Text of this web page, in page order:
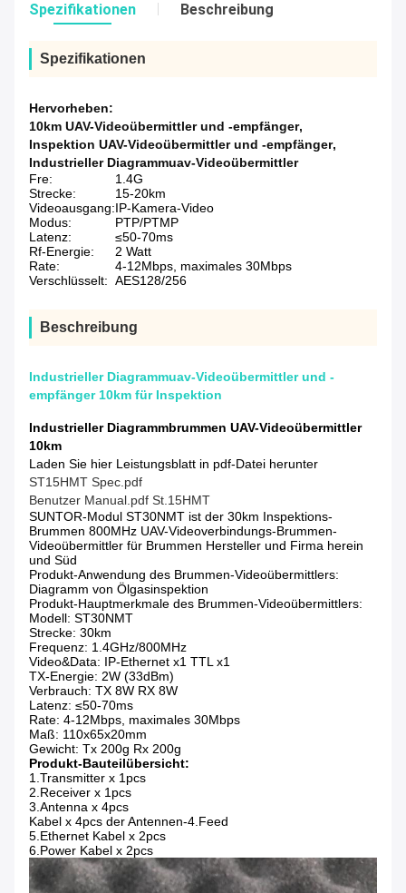
Spezifikationen Beschreibung
Spezifikationen
Hervorheben:
10km UAV-Videoübermittler und -empfänger,
Inspektion UAV-Videoübermittler und -empfänger,
Industrieller Diagrammuav-Videoübermittler
Fre:
1.4G
Strecke:
15-20km
Videoausgang:IP-Kamera-Video
Modus:
PTP/PTMP
Latenz:
≤50-70ms
Rf-Energie:
2 Watt
Rate:
4-12Mbps, maximales 30Mbps
Verschlüsselt: AES128/256
Beschreibung
Industrieller Diagrammuav-Videoübermittler und -
empfänger 10km für Inspektion
Industrieller Diagrammbrummen UAV-Videoübermittler
10km
Laden Sie hier Leistungsblatt in pdf-Datei herunter
ST15HMT Spec.pdf
Benutzer Manual.pdf St.15HMT
SUNTOR-Modul ST30NMT ist der 30km Inspektions-
Brummen 800MHz UAV-Videoverbindungs-Brummen-
Videoübermittler für Brummen Hersteller und Firma herein
und Süd
Produkt-Anwendung des Brummen-Videoübermittlers:
Diagramm von Ölgasinspektion
Produkt-Hauptmerkmale des Brummen-Videoübermittlers:
Modell: ST30NMT
Strecke: 30km
Frequenz: 1.4GHz/800MHz
Video&Data: IP-Ethernet x1 TTL x1
TX-Energie: 2W (33dBm)
Verbrauch: TX 8W RX 8W
Latenz: ≤50-70ms
Rate: 4-12Mbps, maximales 30Mbps
Maß: 110x65x20mm
Gewicht: Tx 200g Rx 200g
Produkt-Bauteilübersicht:
1.Transmitter x 1pcs
2.Receiver x 1pcs
3.Antenna x 4pcs
Kabel x 4pcs der Antennen-4.Feed
5.Ethernet Kabel x 2pcs
6.Power Kabel x 2pcs